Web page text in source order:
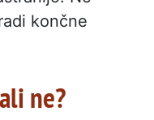
končne
ne?